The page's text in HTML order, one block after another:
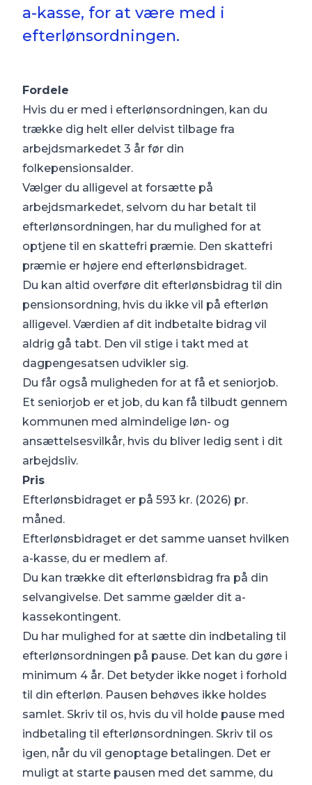
a-kasse, for at være med i
efterlønsordningen.
Fordele
Hvis du er med i efterlønsordningen, kan du
trække dig helt eller delvist tilbage fra
arbejdsmarkedet 3 år før din
folkepensionsalder.
Vælger du alligevel at forsætte på
arbejdsmarkedet, selvom du har betalt til
efterlønsordningen, har du mulighed for at
optjene til en skattefri præmie. Den skattefri
præmie er højere end efterlønsbidraget.
Du kan altid overføre dit efterlønsbidrag til din
pensionsordning, hvis du ikke vil på efterløn
alligevel. Værdien af dit indbetalte bidrag vil
aldrig gå tabt. Den vil stige i takt med at
dagpengesatsen udvikler sig.
Du får også muligheden for at få et seniorjob.
Et seniorjob er et job, du kan få tilbudt gennem
kommunen med almindelige løn- og
ansættelsesvilkår, hvis du bliver ledig sent i dit
arbejdsliv.
Pris
Efterlønsbidraget er på 593 kr. (2026) pr.
måned.
Efterlønsbidraget er det samme uanset hvilken
a-kasse, du er medlem af.
Du kan trække dit efterlønsbidrag fra på din
selvangivelse. Det samme gælder dit a-
kassekontingent.
Du har mulighed for at sætte din indbetaling til
efterlønsordningen på pause. Det kan du gøre i
minimum 4 år. Det betyder ikke noget i forhold
til din efterløn. Pausen behøves ikke holdes
samlet. Skriv til os, hvis du vil holde pause med
indbetaling til efterlønsordningen. Skriv til os
igen, når du vil genoptage betalingen. Det er
muligt at starte pausen med det samme, du